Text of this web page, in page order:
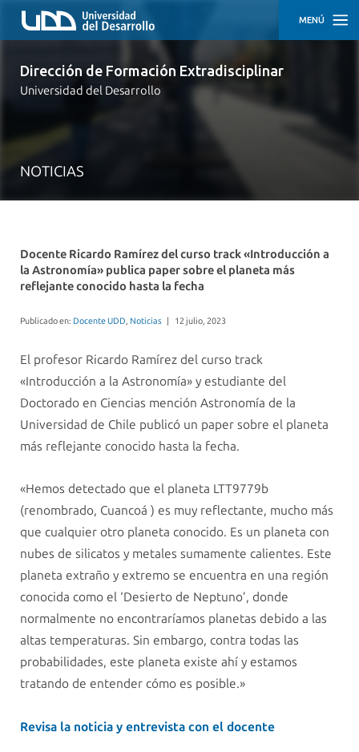
Dirección de Formación Extradisciplinar
Universidad del Desarrollo
NOTICIAS
MENÚ
NUESTRO
Docente Ricardo Ramírez del curso track «Introducción a
la Astronomía» publica paper sobre el planeta más
reflejante conocido hasta la fecha
Publicado en: Docente UDD, Noticias | 12 julio, 2023
El profesor Ricardo Ramírez del curso track
«Introducción a la Astronomía» y estudiante del
Doctorado en Ciencias mención Astronomía de la
Universidad de Chile publicó un paper sobre el planeta
más reflejante conocido hasta la fecha.
«Hemos detectado que el planeta LTT9779b
(renombrado, Cuancoá ) es muy reflectante, mucho más
que cualquier otro planeta conocido. Es un planeta con
nubes de silicatos y metales sumamente calientes. Este
planeta extraño y extremo se encuentra en una región
conocida como el ‘Desierto de Neptuno’, donde
normalmente no encontraríamos planetas debido a las
altas temperaturas. Sin embargo, contra todas las
probabilidades, este planeta existe ahí y estamos
tratando de entender cómo es posible.»
Revisa la noticia y entrevista con el docente